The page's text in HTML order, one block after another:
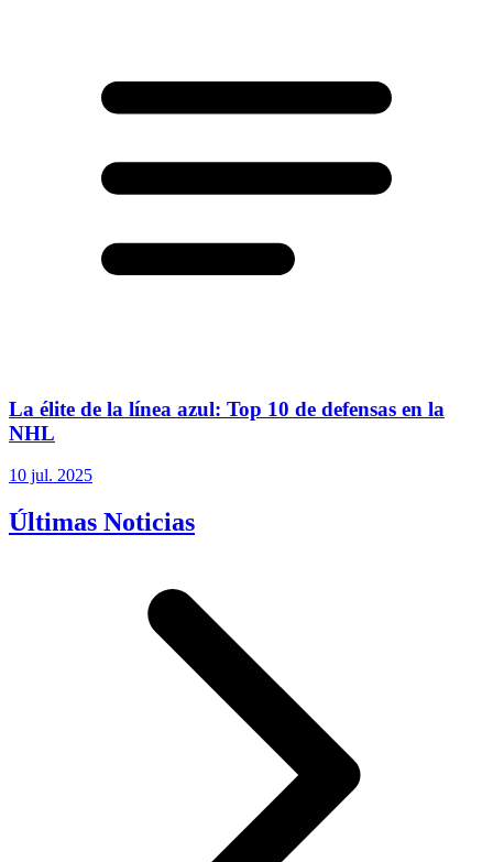
La élite de la línea azul: Top 10 de defensas en la
NHL
10 jul. 2025
Últimas Noticias